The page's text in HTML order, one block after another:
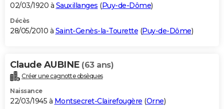
02/03/1920 à Sauxillanges (Puy-de-Dôme)
Décès
28/05/2010 à Saint-Genès-la-Tourette (Puy-de-Dôme)
Claude AUBINE (63 ans)
Créer une cagnotte obsèques
Naissance
22/03/1945 à Montsecret-Clairefougère (Orne)